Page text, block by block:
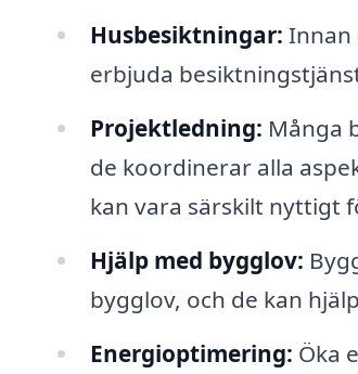
Husbesiktningar: Innan
erbjuda
Projektledning: Många
de koordinerar alla
kan vara särskilt nyttigt
Hjälp med bygglov:
bygglov, och de kan
Energioptimering: Öka